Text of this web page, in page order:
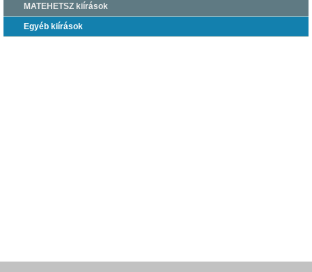
MATEHETSZ kiírások
Egyéb kiírások